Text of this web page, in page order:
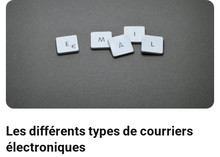
Les différents types de courriers
électroniques